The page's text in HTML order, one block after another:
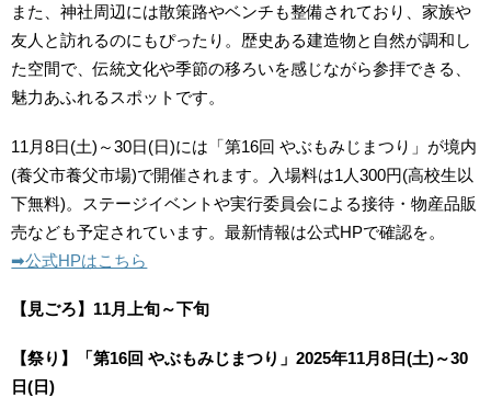
また、神社周辺には散策路やベンチも整備されており、家族や
友人と訪れるのにもぴったり。歴史ある建造物と自然が調和し
た空間で、伝統文化や季節の移ろいを感じながら参拝できる、
魅力あふれるスポットです。
11月8日(土)～30日(日)には「第16回 やぶもみじまつり」が境内
(養父市養父市場)で開催されます。入場料は1人300円(高校生以
下無料)。ステージイベントや実行委員会による接待・物産品販
売なども予定されています。最新情報は公式HPで確認を。
➡︎公式HPはこちら
【見ごろ】11月上旬～下旬
【祭り】「第16回 やぶもみじまつり」2025年11月8日(土)～30
日(日)